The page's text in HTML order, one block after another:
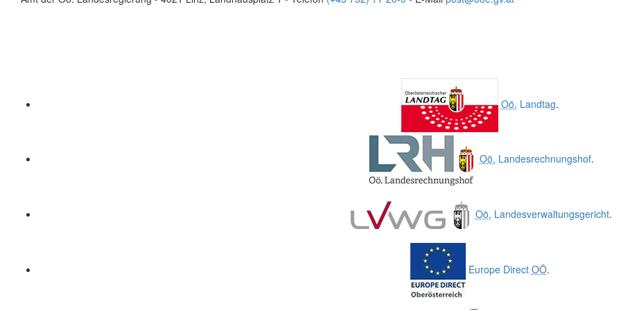
Oö. Landtag.
Oö. Landesrechnungshof.
Oö. Landesverwaltungsgericht.
Europe Direct OÖ.